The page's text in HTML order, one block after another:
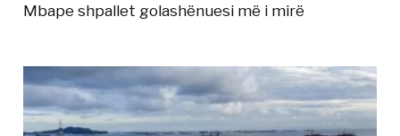
Mbape shpallet golashënuesi më i mirë